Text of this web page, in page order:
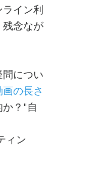
イン利
残念なが
につい
画の長さ
か？"自
ィン